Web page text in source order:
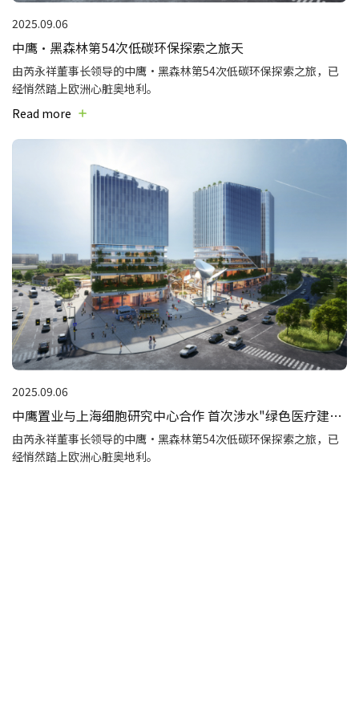
2025.09.06
中鹰·黑森林第54次低碳环保探索之旅天
由芮永祥董事长领导的中鹰·黑森林第54次低碳环保探索之旅，已
经悄然踏上欧洲心脏奥地利。
Read more
2025.09.06
中鹰置业与上海细胞研究中心合作 首次涉水"绿色医疗建
筑"
由芮永祥董事长领导的中鹰·黑森林第54次低碳环保探索之旅，已
经悄然踏上欧洲心脏奥地利。